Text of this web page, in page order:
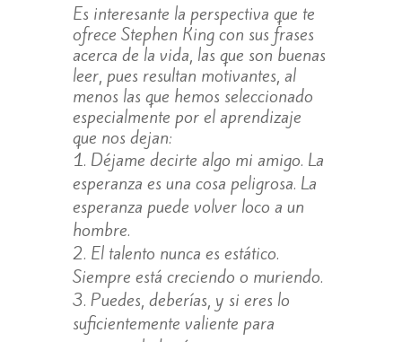
Es interesante la perspectiva que te
ofrece Stephen King con sus frases
acerca de la vida, las que son buenas
leer, pues resultan motivantes, al
menos las que hemos seleccionado
especialmente por el aprendizaje
que nos dejan:
Déjame decirte algo mi amigo. La
esperanza es una cosa peligrosa. La
esperanza puede volver loco a un
hombre.
El talento nunca es estático.
Siempre está creciendo o muriendo.
Puedes, deberías, y si eres lo
suficientemente valiente para